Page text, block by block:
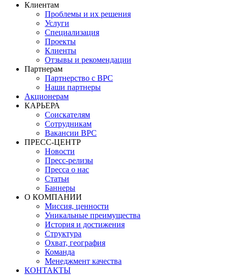
Клиентам
Проблемы и их решения
Услуги
Специализация
Проекты
Клиенты
Отзывы и рекомендации
Партнерам
Партнерство с BPC
Наши партнеры
Акционерам
КАРЬЕРА
Соискателям
Сотрудникам
Вакансии BPC
ПРЕСС-ЦЕНТР
Новости
Пресс-релизы
Пресса о нас
Статьи
Баннеры
О КОМПАНИИ
Миссия, ценности
Уникальные преимущества
История и достижения
Структура
Охват, география
Команда
Менеджмент качества
КОНТАКТЫ